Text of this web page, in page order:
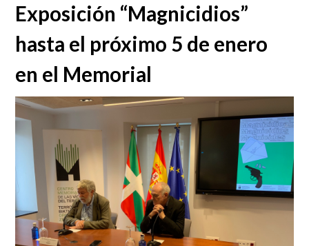
Exposición “Magnicidios”
hasta el próximo 5 de enero
en el Memorial